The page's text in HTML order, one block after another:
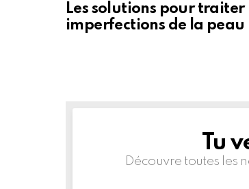
Les solutions pour traiter
imperfections de la peau
Tu
Découvre toutes les